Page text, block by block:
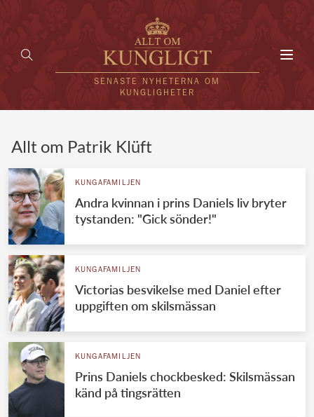
SENASTE NYHETERNA OM
KUNGLIGHETER
UTLÄNDSKT
VÄRLDENS KUNGAHUS
Svenska kungahuset
Brittiska kungahuset
Danska kungahuset
REDAKTION
Allt om Patrik Klüft
KUNGAFAMILJEN
Andra kvinnan i prins Daniels liv bryter
tystanden: "Gick sönder!"
KUNGAFAMILJEN
Victorias besvikelse med Daniel efter
uppgiften om skilsmässan
KUNGAFAMILJEN
Prins Daniels chockbesked: Skilsmässan
känd på tingsrätten